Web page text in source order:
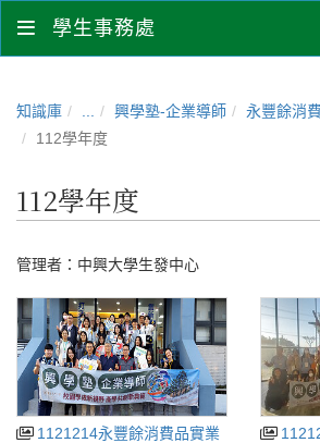
學生事務處
知識庫 興學塾-企業導師
永豐餘消
112學年度
112學年度
管理者： 中興大學生發中心
1121214永豐餘消費品實業
1121207永豐餘消費品實業